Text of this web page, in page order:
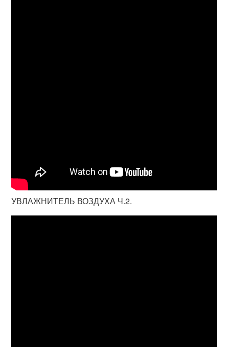
УВЛАЖНИТЕЛЬ ВОЗДУХА Ч.2.